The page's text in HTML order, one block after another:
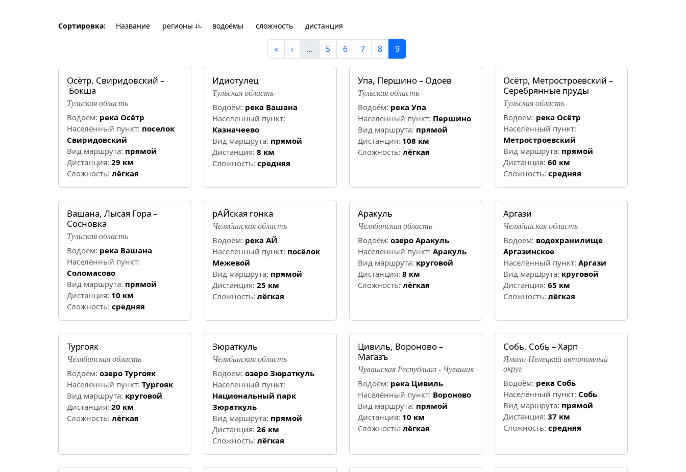
Сортировка: Название регионы водоёмы cложность дистанция
« ‹ … 5 6 7 8 9
Осётр, Свиридовский –
Бокша
Тульская область
Водоём: река Осётр
Населённый пункт: поселок
Свиридовский
Вид маршрута: прямой
Дистанция: 29 км
Cложность: лёгкая
Идиотулец
Тульская область
Водоём: река Вашана
Населённый пункт:
Казначеево
Вид маршрута: прямой
Дистанция: 8 км
Cложность: средняя
Упа, Першино – Одоев
Тульская область
Водоём: река Упа
Населённый пункт: Першино
Вид маршрута: прямой
Дистанция: 108 км
Cложность: лёгкая
Осётр, Метростроевский –
Серебрянные пруды
Тульская область
Водоём: река Осётр
Населённый пункт:
Метростроевский
Вид маршрута: прямой
Дистанция: 60 км
Cложность: средняя
Вашана, Лысая Гора –
Сосновка
Тульская область
Водоём: река Вашана
Населённый пункт:
Соломасово
Вид маршрута: прямой
Дистанция: 10 км
Cложность: средняя
рАЙская гонка
Челябинская область
Водоём: река АЙ
Населённый пункт: посёлок
Межевой
Вид маршрута: прямой
Дистанция: 25 км
Cложность: лёгкая
Аракуль
Челябинская область
Водоём: озеро Аракуль
Населённый пункт: Аракуль
Вид маршрута: круговой
Дистанция: 8 км
Cложность: лёгкая
Аргази
Челябинская область
Водоём: водохранилище
Аргазинское
Населённый пункт: Аргази
Вид маршрута: круговой
Дистанция: 65 км
Cложность: лёгкая
Тургояк
Челябинская область
Водоём: озеро Тургояк
Населённый пункт: Тургояк
Вид маршрута: круговой
Дистанция: 20 км
Cложность: лёгкая
Зюраткуль
Челябинская область
Водоём: озеро Зюраткуль
Населённый пункт:
Национальный парк
Зюраткуль
Вид маршрута: прямой
Дистанция: 26 км
Cложность: лёгкая
Цивиль, Вороново –
Магазъ
Чувашская Республика - Чувашия
Водоём: река Цивиль
Населённый пункт: Вороново
Вид маршрута: прямой
Дистанция: 10 км
Cложность: лёгкая
Собь, Собь – Харп
Ямало-Ненецкий автономный
округ
Водоём: река Собь
Населённый пункт: Собь
Вид маршрута: прямой
Дистанция: 37 км
Cложность: средняя